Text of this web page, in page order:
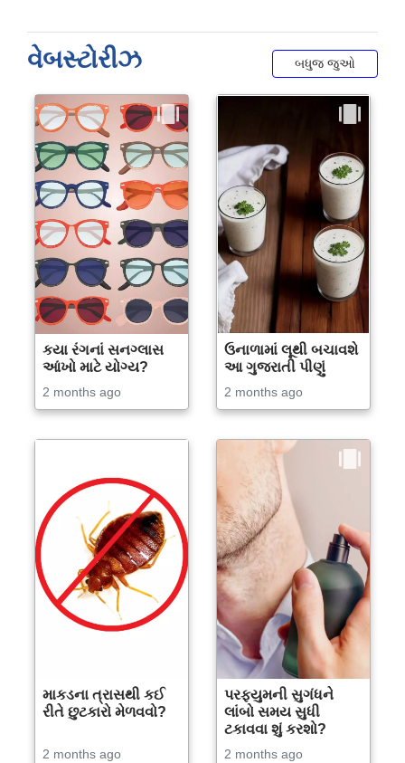
વેબસ્ટોરીઝ બધુજ જુઓ
કયા રંગનાં સનગ્લાસ
આંખો માટે યોગ્ય?
2 months ago
ઉનાળામાં લૂથી બચાવશે
આ ગુજરાતી પીણું
2 months ago
માકડના ત્રાસથી કઈ
રીતે છુટકારો મેળવવો?
2 months ago
પરફ્યુમની સુગંધને
લાંબો સમય સુધી
ટકાવવા શું કરશો?
2 months ago